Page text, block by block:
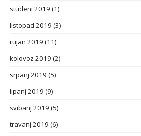
studeni 2019 (1)
listopad 2019 (3)
rujan 2019 (11)
kolovoz 2019 (2)
srpanj 2019 (5)
lipanj 2019 (9)
svibanj 2019 (5)
travanj 2019 (6)